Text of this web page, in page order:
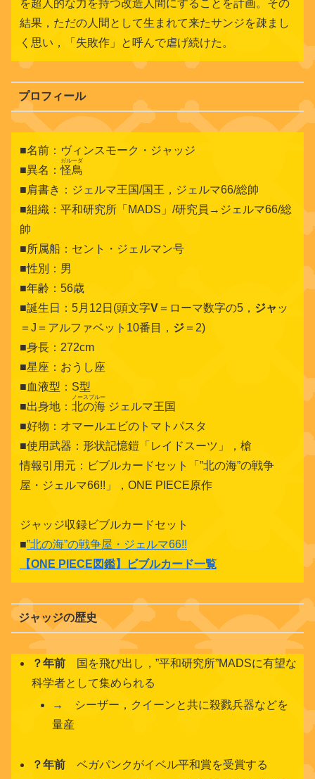
を超人的な力を持つ改造人間にすることを計画。その
結果，ただの人間として生まれて来たサンジを疎まし
く思い，「失敗作」と呼んで虐げ続けた。
プロフィール
■名前：ヴィンスモーク・ジャッジ
■異名：怪鳥
ガルーダ
■肩書き：ジェルマ王国/国王，ジェルマ66/総帥
■組織：平和研究所「MADS」/研究員→ジェルマ66/総
帥
■所属船：セント・ジェルマン号
■性別：男
■年齢：56歳
■誕生日：5月12日(頭文字V ＝ローマ数字の5， ジャ ッ
＝J＝アルファベット10番目， ジ ＝2)
■身長：272cm
■星座：おうし座
■血液型：S型
■出身地： 北の海
ノースブルー
ジェルマ王国
■好物：オマールエビのトマトパスタ
■使用武器：形状記憶鎧「レイドスーツ」，槍
情報引用元：ビブルカードセット「”北の海”の戦争
屋・ジェルマ66!!」，ONE PIECE原作
ジャッジ収録ビブルカードセット
■”北の海”の戦争屋・ジェルマ66!!
【ONE PIECE図鑑】ビブルカード一覧
ジャッジの歴史
？年前 国を飛び出し，”平和研究所”MADSに有望な
科学者として集められる
→ シーザー，クイーンと共に殺戮兵器などを
量産
？年前 ベガパンクがイベル平和賞を受賞する